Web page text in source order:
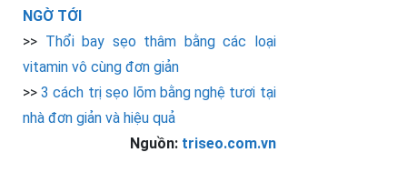
NGỜ TỚI
>> Thổi bay sẹo thâm bằng các loại
vitamin vô cùng đơn giản
>>3 cách trị sẹo lõm bằng nghệ tươi tại
nhà đơn giản và hiệu quả
Nguồn: triseo.com.vn